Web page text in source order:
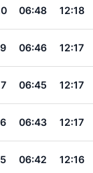
06:48 12:18
06:46 12:17
06:45 12:17
06:43 12:17
06:42 12:16